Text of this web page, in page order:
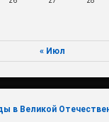
« Июл
в Великой